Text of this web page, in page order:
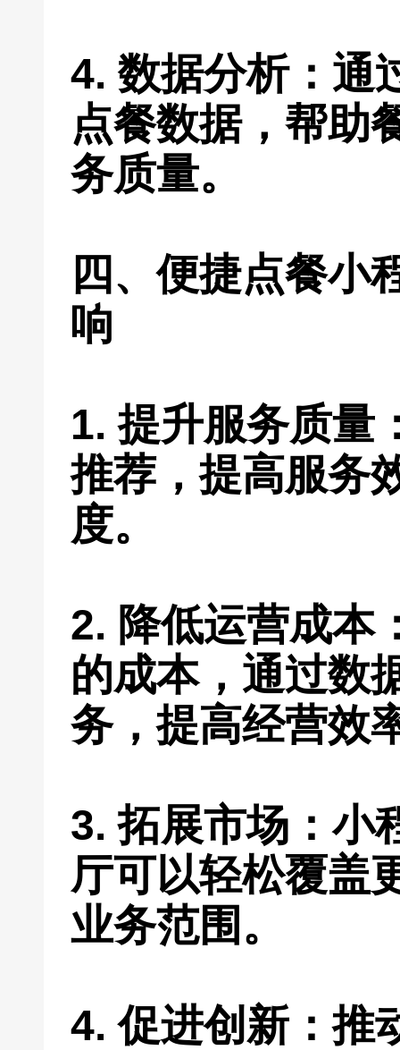
4. 数据分析：通
点餐数据，帮助
务质量。
四、便捷点餐小
响
1. 提升服务质量
推荐，提高服务
度。
2. 降低运营成本
的成本，通过数
务，提高经营效
3. 拓展市场：小
厅可以轻松覆盖
业务范围。
4. 促进创新：推